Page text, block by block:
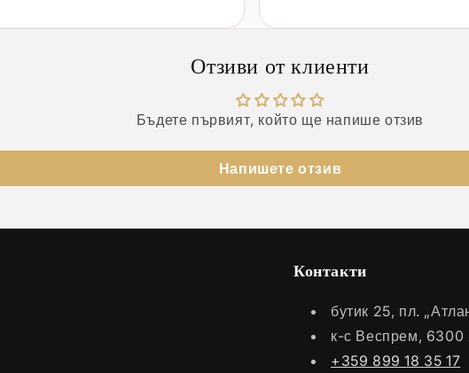
Отзиви от клиенти
Бъдете първият, който ще напише отзив
Напишете отзив
Контакти
бутик 25, пл.
к-с Веспрем, 6300
+359 899 18 35 17